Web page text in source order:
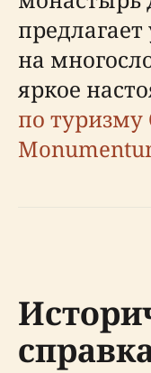
на
яркое
по